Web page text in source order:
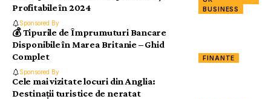
BUSINESS
Profitabile în 2024
Sponsored By
FINANTE
💰 Tipurile de Împrumuturi Bancare
Disponibile în Marea Britanie – Ghid
Complet
Sponsored By
Cele mai vizitate locuri din Anglia:
Destinații turistice de neratat